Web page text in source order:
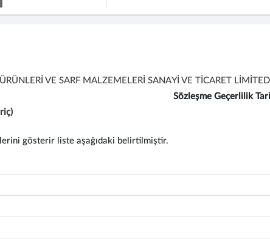
VE SARF MALZEMELERİ SANAYİ VE TİCARET LİMİTED
Sözleşme Geçerlilik
gösterir liste aşağıdaki belirtilmiştir.